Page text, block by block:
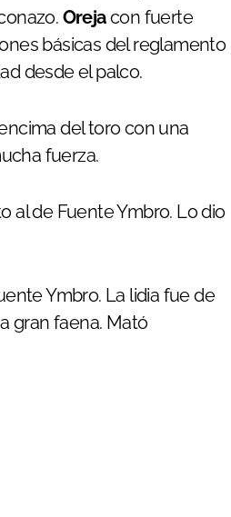
Orejacon fuerte
básicas del reglamento
desde el palco.
del toro con una
fuerza.
al de Fuente Ymbro. Lo dio
Ymbro. La lidia fue de
gran faena. Mató